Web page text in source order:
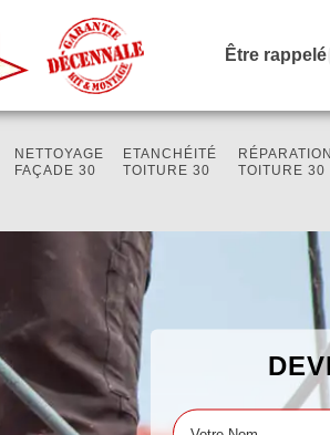
Être rappelé
NETTOYAGE
FAÇADE 30
ETANCHÉITÉ
TOITURE 30
RÉPARATION
TOITURE 30